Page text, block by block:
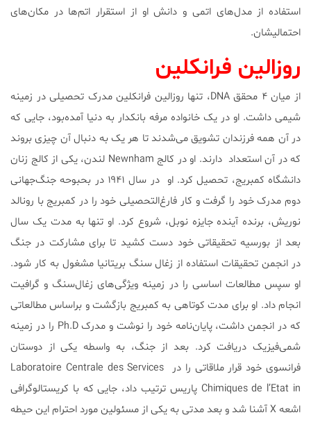
استفاده از مدل‌های اتمی و دانش او از استقرار اتم‌ها در مکان‌های
احتمالیشان.
روزالین فرانکلین
از میان ۴ محقق DNA، تنها روزالین فرانکلین مدرک تحصیلی در زمینه
شیمی داشت. او در یک خانواده مرفه بانکدار به دنیا آمده‌بود، جایی که
در آن همه فرزندان تشویق می‌شدند تا هر یک به دنبال آن چیزی بروند
که در آن استعداد دارند. او در کالج Newnham لندن، یکی از کالج زنان
دانشگاه کمبریج، تحصیل کرد. او در سال ۱۹۴۱ در بحبوحه جنگ‌جهانی
دوم مدرک خود را گرفت و کار فارغ‌التحصیلی خود را در کمبریج با رونالد
نوریش، برنده آینده جایزه نوبل، شروع کرد. او تنها به مدت یک سال
بعد از بورسیه تحقیقاتی خود دست کشید تا برای مشارکت در جنگ
در انجمن تحقیقات استفاده از زغال سنگ بریتانیا مشغول به کار شود.
او سپس مطالعات اساسی را در زمینه ویژگی‌های زغال‌سنگ و گرافیت
انجام داد. او برای مدت کوتاهی به کمبریج بازگشت و براساس مطالعاتی
که در انجمن داشت، پایان‌نامه خود را نوشت و مدرک Ph.D را در زمینه
شمی‌فیزیک دریافت کرد. بعد از جنگ، به واسطه یکی از دوستان
فرانسوی خود قرار ملاقاتی را در Laboratoire Centrale des Services
Chimiques de l’Etat in پاریس ترتیب داد، جایی که با کریستالوگرافی
اشعه X آشنا شد و بعد مدتی به یکی از مسئولین مورد احترام این حیطه